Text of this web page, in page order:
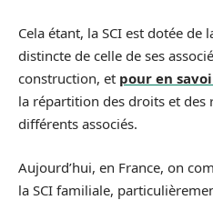
Cela étant, la SCI est dotée
distincte de celle de ses
construction, et pour en
la répartition des droits et des
différents associés.
Aujourd’hui, en France, on
la SCI familiale,